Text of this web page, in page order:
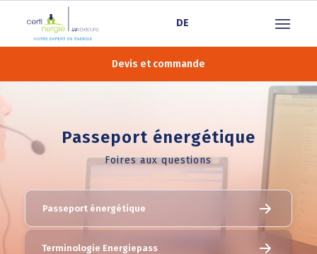
DE
Devis et commande
Passeport énergétique
Foires aux questions
Passeport énergétique
Terminologie Energiepass